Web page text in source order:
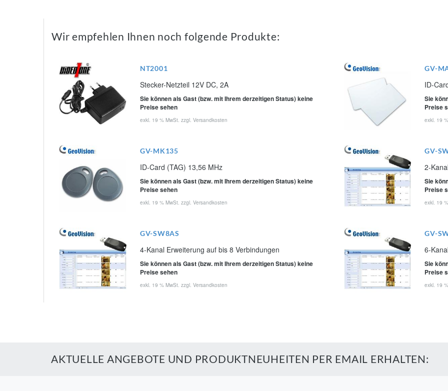
Wir empfehlen Ihnen noch folgende Produkte:
NT2001
Stecker-Netzteil 12V DC, 2A
Sie können als Gast (bzw. mit Ihrem derzeitigen Status) keine
Preise sehen
exkl. 19 % MwSt. zzgl. Versandkosten
GV-
ID-
Sie
Preise
exkl. 19
GV-MK135
ID-Card (TAG) 13,56 MHz
Sie können als Gast (bzw. mit Ihrem derzeitigen Status) keine
Preise sehen
exkl. 19 % MwSt. zzgl. Versandkosten
GV-
2-
Sie
Preise
exkl. 19
GV-SW8AS
4-Kanal Erweiterung auf bis 8 Verbindungen
Sie können als Gast (bzw. mit Ihrem derzeitigen Status) keine
Preise sehen
exkl. 19 % MwSt. zzgl. Versandkosten
GV-
6-
Sie
Preise
exkl. 19
AKTUELLE ANGEBOTE UND PRODUKTNEUHEITEN PER EMAIL ERHALTEN: